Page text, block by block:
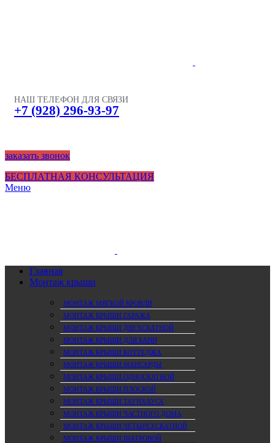
НАШ ТЕЛЕФОН ДЛЯ СВЯЗИ
+7 (928) 296-93-97
заказать звонок
БЕСПЛАТНАЯ КОНСУЛЬТАЦИЯ
Меню
Главная
Монтаж крыши
МОНТАЖ МЯГКОЙ КРОВЛИ
МОНТАЖ КРЫШИ ГАРАЖА
МОНТАЖ КРЫШИ ДВУХСКАТНОЙ
МОНТАЖ КРЫШИ ДЛЯ БАНИ
МОНТАЖ КРЫШИ КОТТЕДЖА
МОНТАЖ КРЫШИ МАНСАРДЫ
МОНТАЖ КРЫШИ ОДНОСКАТНОЙ
МОНТАЖ КРЫШИ ПЛОСКОЙ
МОНТАЖ КРЫШИ ТАУНХАУСА
МОНТАЖ КРЫШИ ЧАСТНОГО ДОМА
МОНТАЖ КРЫШИ ЧЕТЫРЕХСКАТНОЙ
МОНТАЖ КРЫШИ ШАТРОВОЙ